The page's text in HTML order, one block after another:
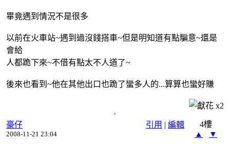
畢竟遇到情況不是很多
以前在火車站~遇到過沒錢搭車~但是明知道有點騙意~還是
會給
人都跪下來~不借有點太不人道了~
後來也看到~他在其他出口也跪了蠻多人的...算算也蠻好賺
x2
引用 | 編輯
豪仔
2008-11-21 23:04
4樓
▲
▼